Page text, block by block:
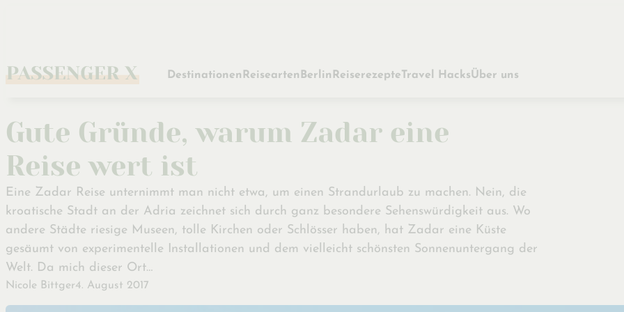
Destinationen Reisearten Berlin Reiserezepte Travel HacksÜber uns
Gute Gründe, warum Zadar eine
Reise wert ist
Eine Zadar Reise unternimmt man nicht etwa, um einen Strandurlaub zu machen. Nein, die
kroatische Stadt an der Adria zeichnet sich durch ganz besondere Sehenswürdigkeit aus. Wo
andere Städte riesige Museen, tolle Kirchen oder Schlösser haben, hat Zadar eine Küste
gesäumt von experimentelle Installationen und dem vielleicht schönsten Sonnenuntergang der
Welt. Da mich dieser Ort…
Nicole Bittger4. August 2017